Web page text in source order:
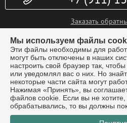
Заказать
info@kubki-
© Компания "Лидер" - производство
права защищены 2026г.
Мы используем файлы
Эти файлы необходимы для
могут быть отключены в наших
настроить свой браузер так,
или уведомлял вас о них. Но
некоторые части сайта могут
Нажимая «Принять», вы
файлов cookie. Если вы не
обрабатывались, то вы должны